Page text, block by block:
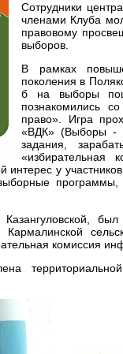
Сотрудники
членами Клуба
правовому
выборов.
В рамках
поколения в
б на выборы
познакомились
право». Игра
«ВДК» (Выборы -
задания,
«избирательная
интерес у
Казангуловской,
комиссия